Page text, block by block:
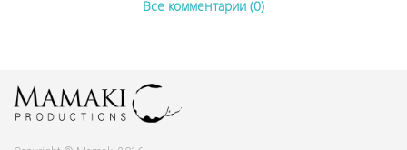
Все комментарии (0)